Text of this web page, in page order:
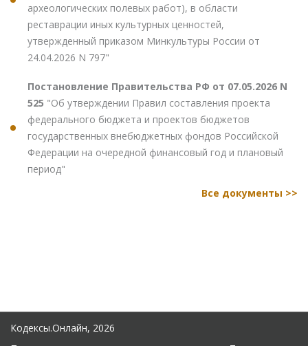
археологических полевых работ), в области
реставрации иных культурных ценностей,
утвержденный приказом Минкультуры России от
24.04.2026 N 797"
Постановление Правительства РФ от 07.05.2026 N
525 "Об утверждении Правил составления проекта
федерального бюджета и проектов бюджетов
государственных внебюджетных фондов Российской
Федерации на очередной финансовый год и плановый
период"
Все документы >>
Кодексы.Онлайн, 2026